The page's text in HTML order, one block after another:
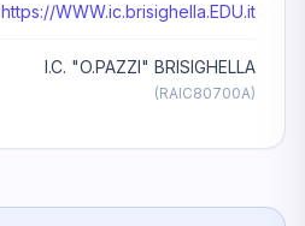
https://WWW.ic.brisighella.EDU.it
I.C. "O.PAZZI" BRISIGHELLA
(RAIC80700A)